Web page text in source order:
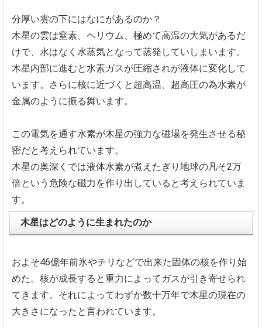
分厚い雲の下にはなにがあるのか？
木星の雲は窒素、ヘリウム、極めて高温の大気があるだ
けで、 水はなく水蒸気となって蒸発していしまいます。
木星内部に進むと水素ガスが圧縮されが液体に変化して
います。
さらに核に近づくと超高温、 超高圧の為水素が
金属のように振る舞います。
この電気を通す水素が木星の強力な磁場を発生させる秘
密だと考え られています。
木星の奥深くでは液体水素が煮えたぎり地球の凡そ2万
倍という危険な磁力を作り出していると考えられていま
す。
木星はどのように生まれたのか
およそ46億年前氷やチリなどで出来た固体の核を作り始
めた。 核が成長すると重力によってガスが引き寄せられ
てきます。 それによってわずか数十万年で木星の現在の
大きさになったと言われています。